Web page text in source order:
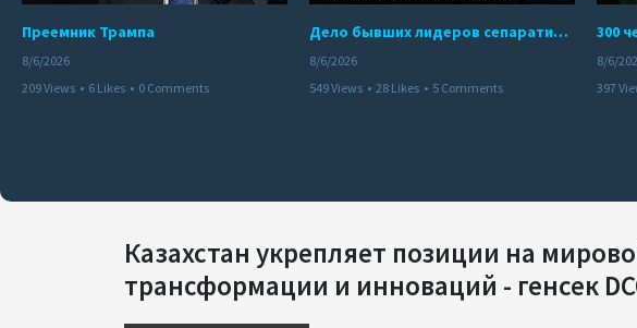
Преемник Трампа
8/6/2026
209 Views • 6 Likes • 0 Comments
Дело бывших лидеров сепаратистского режима в Карабахе
8/6/2026
549 Views • 28 Likes • 5 Comments
8/6/
397
Казахстан укрепляет позиции на
трансформации и инноваций - генсек